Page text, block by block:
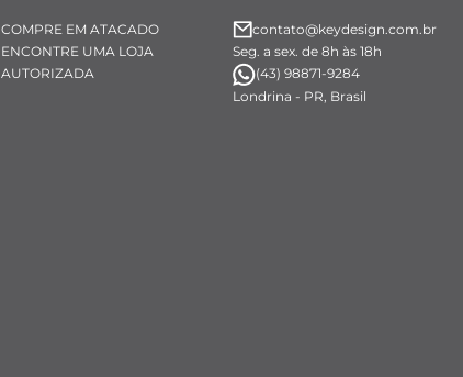
COMPRE EM ATACADO
ENCONTRE UMA LOJA
AUTORIZADA
contato@keydesign.com.br
Seg. a sex. de 8h às 18h
(43) 98871-9284
Londrina - PR, Brasil